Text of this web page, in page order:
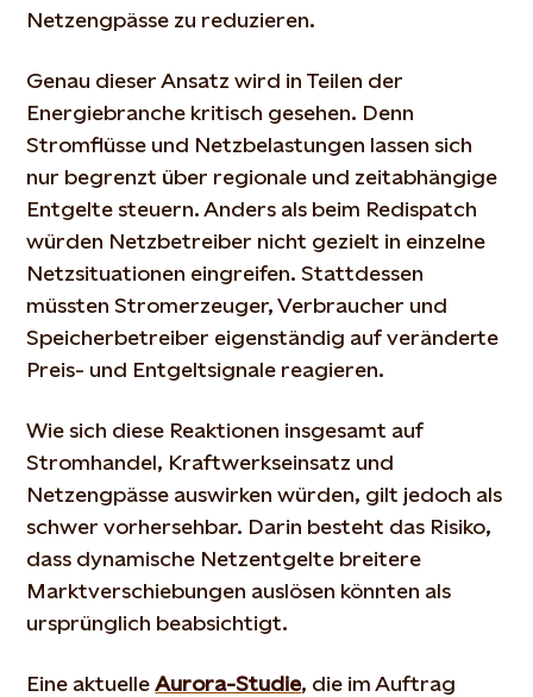
Netzengpässe zu reduzieren.
Genau dieser Ansatz wird in Teilen der
Energiebranche kritisch gesehen. Denn
Stromflüsse und Netzbelastungen lassen sich
nur begrenzt über regionale und zeitabhängige
Entgelte steuern. Anders als beim Redispatch
würden Netzbetreiber nicht gezielt in einzelne
Netzsituationen eingreifen. Stattdessen
müssten Stromerzeuger, Verbraucher und
Speicherbetreiber eigenständig auf veränderte
Preis- und Entgeltsignale reagieren.
Wie sich diese Reaktionen insgesamt auf
Stromhandel, Kraftwerkseinsatz und
Netzengpässe auswirken würden, gilt jedoch als
schwer vorhersehbar. Darin besteht das Risiko,
dass dynamische Netzentgelte breitere
Marktverschiebungen auslösen könnten als
ursprünglich beabsichtigt.
Eine aktuelleAurora-Studie, die im Auftrag